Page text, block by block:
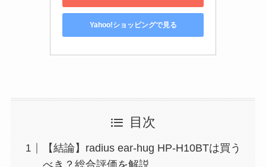
Yahoo!ショッピングで見る
目次
【結論】radius ear-hug HP-H10BTは買う